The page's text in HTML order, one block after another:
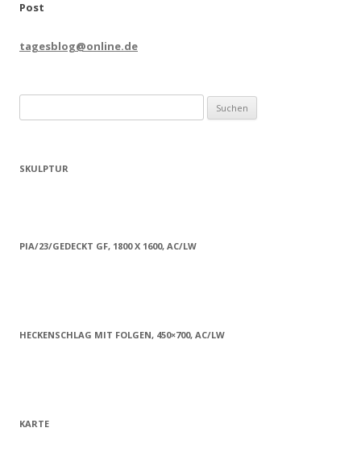
Post
tagesblog@online.de
nach:
SKULPTUR
PIA/23/GEDECKT GF, 1800 X 1600, AC/LW
HECKENSCHLAG MIT FOLGEN, 450×700, AC/LW
KARTE